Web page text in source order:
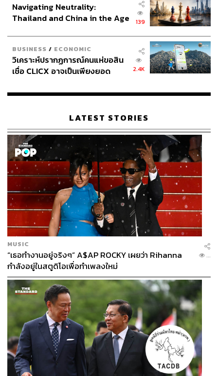
Navigating Neutrality:
Thailand and China in the Age
139
BUSINESS / ECONOMIC
วิเคราะห์ปรากฏการณ์คนแห่ขอสิน
เชื่อ CLICX อาจเป็นเพียงยอด
เรือนไทยที่ถูกซุกไว้
2.4K
LATEST STORIES
MUSIC
“เธอทำงานอยู่จริงๆ” A$AP ROCKY เผยว่า Rihanna
กำลังอยู่ในสตูดิโอเพื่อทำเพลงใหม่
...